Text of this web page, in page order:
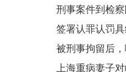
刑事案件到检
签署认罪认罚
被刑事拘留后
上海重病妻子